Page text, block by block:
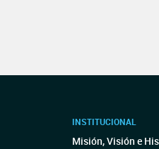
INSTITUCIONAL
Misión, Visión e